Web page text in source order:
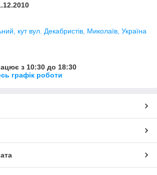
кут вул. Декабристів, Миколаїв, Україна
з 10:30 до 18:30
графік роботи